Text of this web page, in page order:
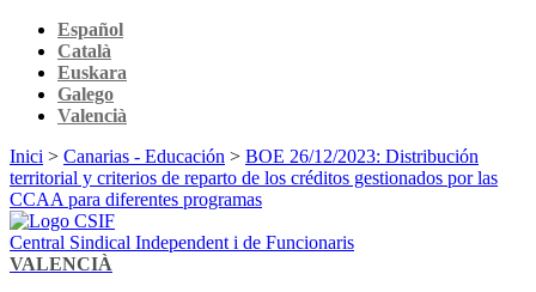
Español
Català
Euskara
Galego
Valencià
Inici > Canarias - Educación > BOE 26/12/2023: Distribución
territorial y criterios de reparto de los créditos gestionados por las
CCAA para diferentes programas
Central Sindical Independent i de Funcionaris
VALENCIÀ